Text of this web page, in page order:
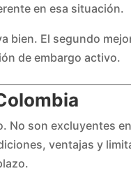
en esa situación.
bien. El segundo
de embargo activo.
No son excluyentes
ventajas y